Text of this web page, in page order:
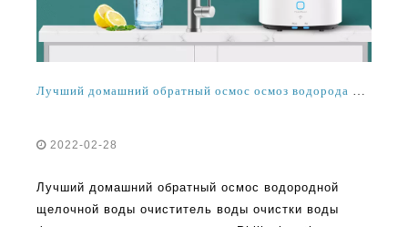
2022-02-28
Лучший домашний обратный осмос водородной
щелочной воды очиститель воды очистки воды